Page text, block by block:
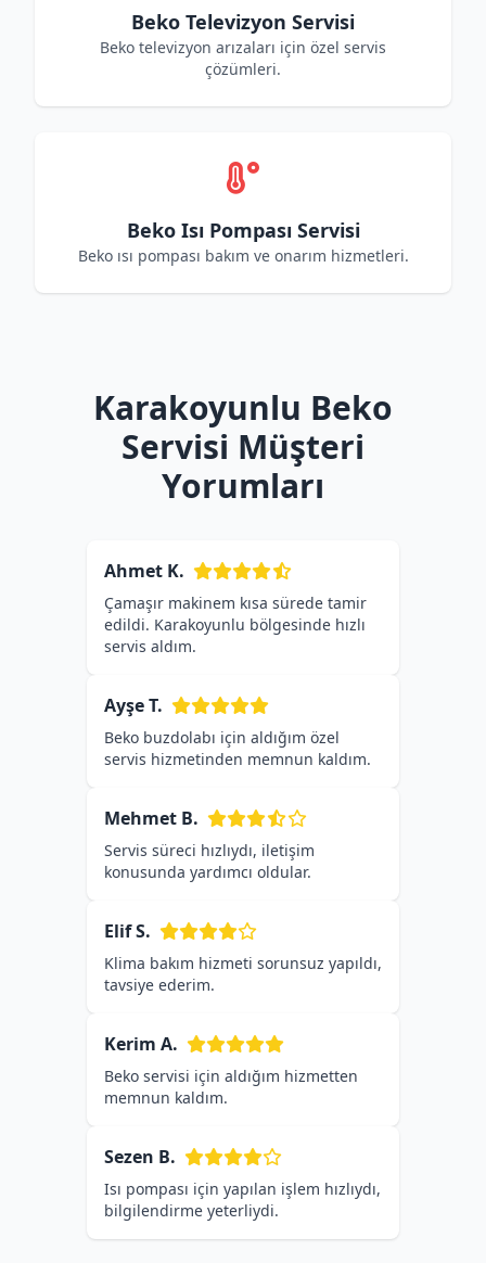
Beko Televizyon Servisi
Beko televizyon arızaları için özel servis
çözümleri.
Beko Isı Pompası Servisi
Beko ısı pompası bakım ve onarım hizmetleri.
Karakoyunlu Beko
Servisi Müşteri
Yorumları
Ahmet K.
Çamaşır makinem kısa sürede tamir
edildi. Karakoyunlu bölgesinde hızlı
servis aldım.
Ayşe T.
Beko buzdolabı için aldığım özel
servis hizmetinden memnun kaldım.
Mehmet B.
Servis süreci hızlıydı, iletişim
konusunda yardımcı oldular.
Elif S.
Klima bakım hizmeti sorunsuz yapıldı,
tavsiye ederim.
Kerim A.
Beko servisi için aldığım hizmetten
memnun kaldım.
Sezen B.
Isı pompası için yapılan işlem hızlıydı,
bilgilendirme yeterliydi.